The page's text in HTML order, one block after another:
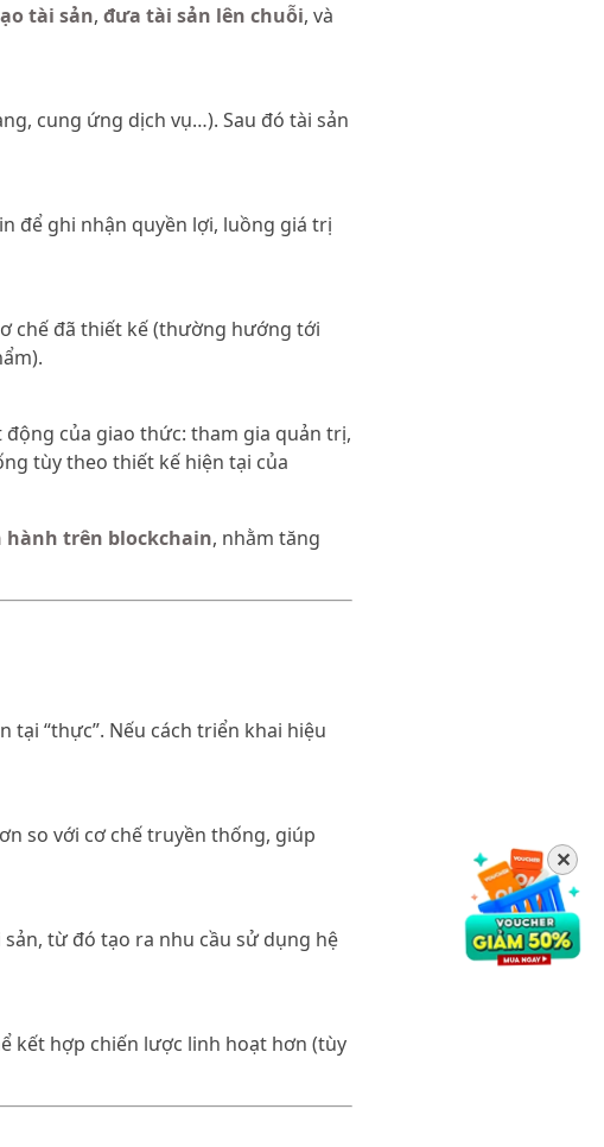
tài sản, đưa tài sản lên chuỗi, và
cung ứng dịch vụ…). Sau đó tài sản
để ghi nhận quyền lợi, luồng giá trị
chế đã thiết kế (thường hướng tới
của giao thức: tham gia quản trị,
tùy theo thiết kế hiện tại của
hành trên blockchain, nhằm tăng
tại “thực”. Nếu cách triển khai hiệu
so với cơ chế truyền thống, giúp
từ đó tạo ra nhu cầu sử dụng hệ
kết hợp chiến lược linh hoạt hơn (tùy
✕